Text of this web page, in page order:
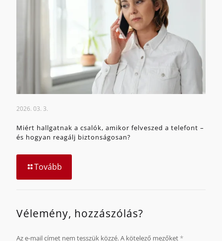
2026. 03. 3.
Miért hallgatnak a csalók, amikor felveszed a telefont –
és hogyan reagálj biztonságosan?
Tovább
Vélemény, hozzászólás?
Az e-mail címet nem tesszük közzé.A kötelező mezőket*